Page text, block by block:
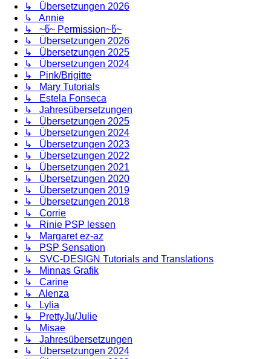
↳ Übersetzungen 2026
↳ Annie
↳ ~წ~ Permission~წ~
↳ Übersetzungen 2026
↳ Übersetzungen 2025
↳ Übersetzungen 2024
↳ Pink/Brigitte
↳ Mary Tutorials
↳ Estela Fonseca
↳ Jahresübersetzungen
↳ Übersetzungen 2025
↳ Übersetzungen 2024
↳ Übersetzungen 2023
↳ Übersetzungen 2022
↳ Übersetzungen 2021
↳ Übersetzungen 2020
↳ Übersetzungen 2019
↳ Übersetzungen 2018
↳ Corrie
↳ Rinie PSP lessen
↳ Margaret ez-az
↳ PSP Sensation
↳ SVC-DESIGN Tutorials and Translations
↳ Minnas Grafik
↳ Carine
↳ Alenza
↳ Lylia
↳ PrettyJu/Julie
↳ Misae
↳ Jahresübersetzungen
↳ Übersetzungen 2024